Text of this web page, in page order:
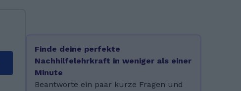
Finde deine perfekte
Nachhilfelehrkraft in weniger als einer
Minute
Beantworte ein paar kurze Fragen und